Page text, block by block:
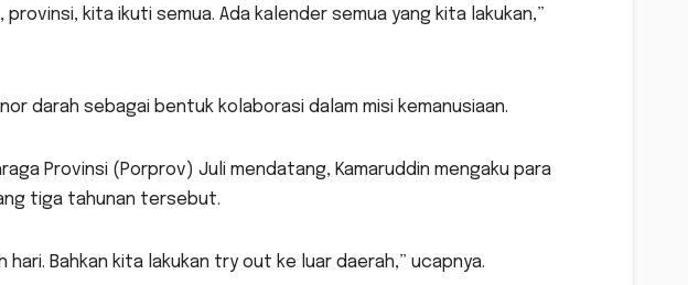
kita ikuti semua. Ada kalender semua yang kita lakukan,”
darah sebagai bentuk kolaborasi dalam misi kemanusiaan.
Provinsi (Porprov) Juli mendatang, Kamaruddin mengaku para
tiga tahunan tersebut.
Bahkan kita lakukan try out ke luar daerah,” ucapnya.